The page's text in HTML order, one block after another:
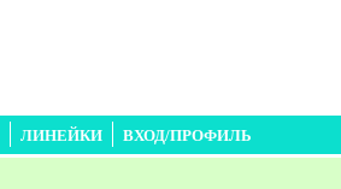
ЛИНЕЙКИ ВХОД/ПРОФИЛЬ